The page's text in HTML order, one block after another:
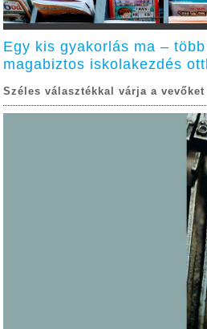
Egy kis gyakorlás ma –
magabiztos iskolakezdés
Széles választékkal várja a